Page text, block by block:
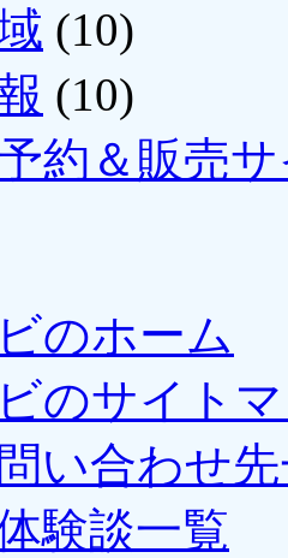
(10)
(10)
約＆販売
のホーム
のサイト
い合わせ
験談一覧